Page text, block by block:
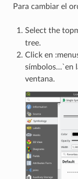
Para cambiar el
Select the
tree.
Click en
símbolos…`en
ventana.